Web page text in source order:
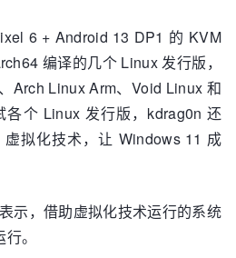
6 + Android 13 DP1 的 KVM
编译的几个 Linux 发行版，
Arch Linux Arm、Void Linux 和
个 Linux 发行版，kdrag0n 还
拟化技术，让 Windows 11 成
示，借助虚拟化技术运行的系统
。